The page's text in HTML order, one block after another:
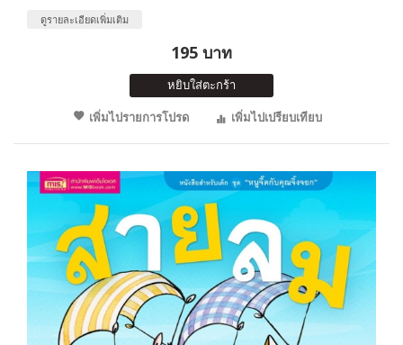
ดูรายละเอียดเพิ่มเติม
195 บาท
หยิบใส่ตะกร้า
เพิ่มไปรายการโปรด
เพิ่มไปเปรียบเทียบ